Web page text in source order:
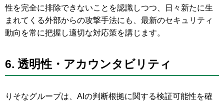
性を完全に排除できないことを認識しつつ、日々新たに生
まれてくる外部からの攻撃手法にも、最新のセキュリティ
動向を常に把握し適切な対応策を講じます。
6. 透明性・アカウンタビリティ
りそなグループは、AIの判断根拠に関する検証可能性を確